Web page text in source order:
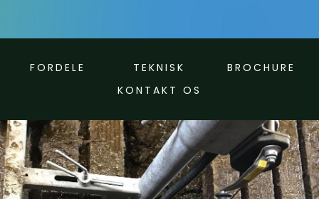
FORDELE TEKNISK
BROCHURE
KONTAKT OS